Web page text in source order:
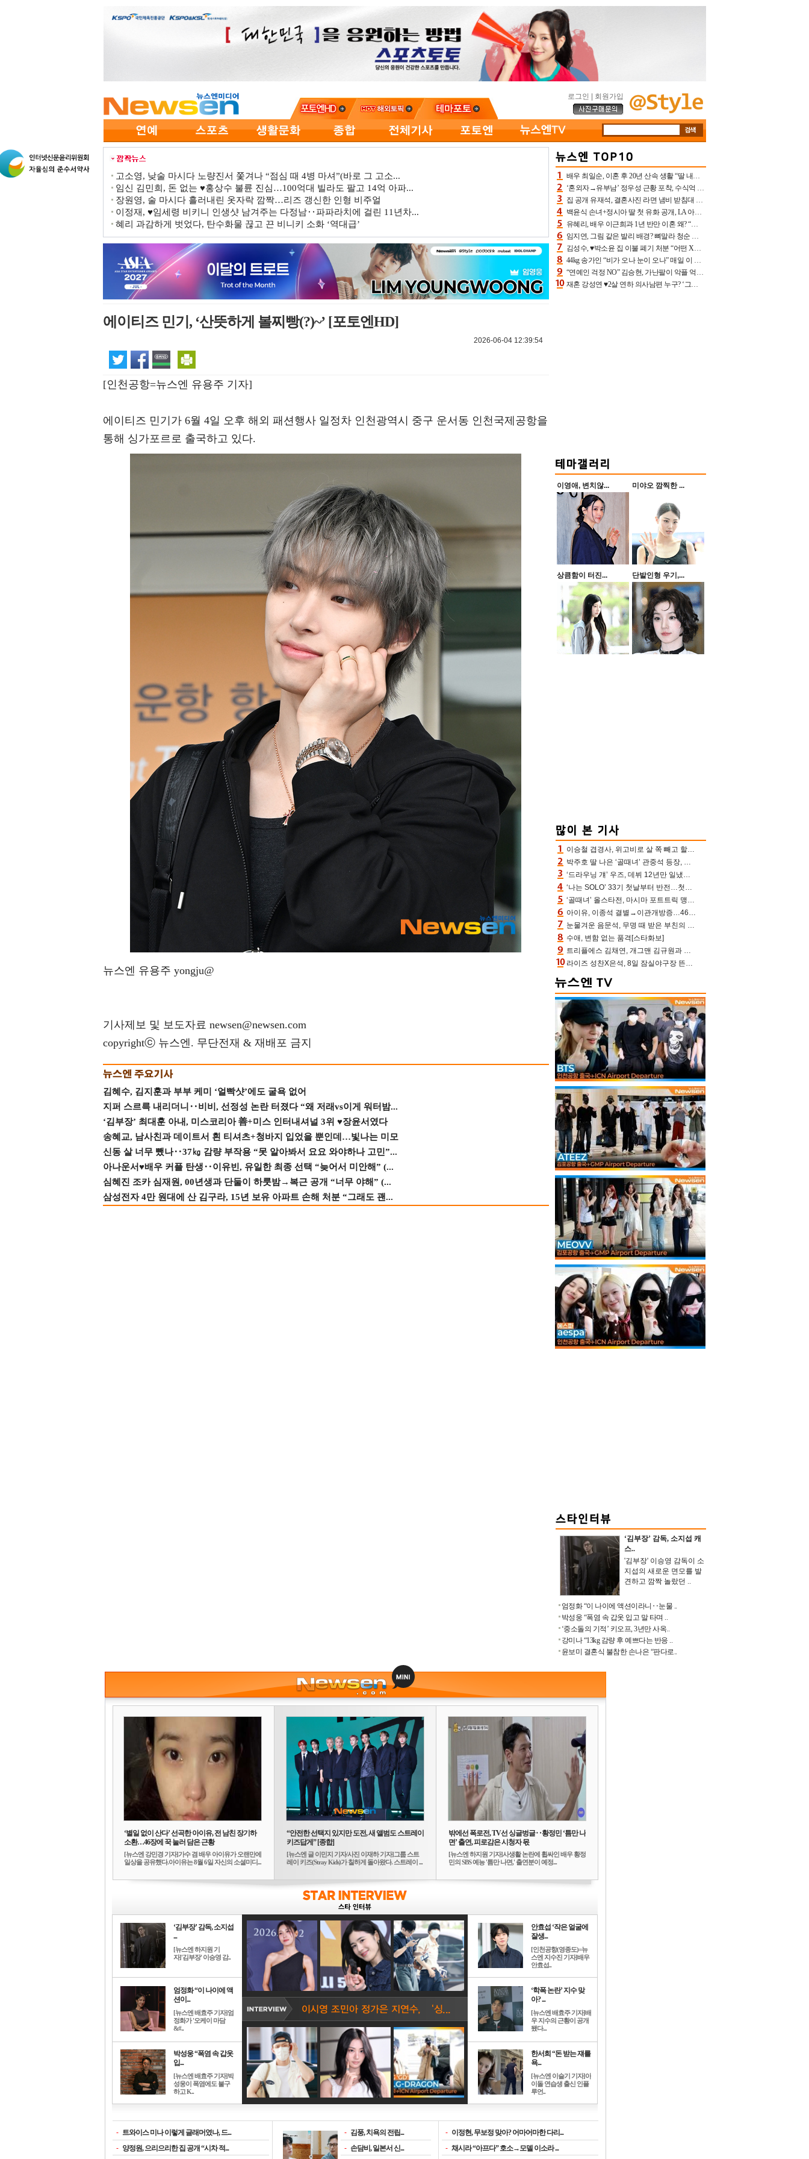
로그인 회원가입
고소영, 낮술 마시다 노량진서 쫓겨나 “점심 때 4병 마셔”(바로 그 고소...
임신 김민희, 돈 없는 ♥홍상수 불륜 진심…100억대 빌라도 팔고 14억 아파...
장원영, 술 마시다 흘러내린 옷자락 깜짝…리즈 갱신한 인형 비주얼
이정재, ♥임세령 비키니 인생샷 남겨주는 다정남‥파파라치에 걸린 11년차...
혜리 과감하게 벗었다, 탄수화물 끊고 끈 비니키 소화 ‘역대급’
에이티즈 민기, ‘산뜻하게 볼찌빵(?)~’ [포토엔HD]
2026-06-04 12:39:54
[인천공항=뉴스엔 유용주 기자]
에이티즈 민기가 6월 4일 오후 해외 패션행사 일정차 인천광역시 중구 운서동 인천국제공항을
통해 싱가포르로 출국하고 있다.
뉴스엔 유용주 yongju@
기사제보 및 보도자료 newsen@newsen.com
copyrightⓒ 뉴스엔. 무단전재 & 재배포 금지
김혜수, 김지훈과 부부 케미 ‘얼빡샷’에도 굴욕 없어
지퍼 스르륵 내리더니‥비비, 선정성 논란 터졌다 “왜 저래vs이게 워터밤...
‘김부장’ 최대훈 아내, 미스코리아 善+미스 인터내셔널 3위 ♥장윤서였다
송혜교, 남사친과 데이트서 흰 티셔츠+청바지 입었을 뿐인데…빛나는 미모
신동 살 너무 뺐나‥37㎏ 감량 부작용 “못 알아봐서 요요 와야하나 고민”...
아나운서♥배우 커플 탄생‥이유빈, 유일한 최종 선택 “늦어서 미안해” (...
심혜진 조카 심재원, 00년생과 단둘이 하룻밤→복근 공개 “너무 야해” (...
삼성전자 4만 원대에 산 김구라, 15년 보유 아파트 손해 처분 “그래도 괜...
배우 최일순, 이혼 후 20년 산속 생활 “딸 내가 버렸다고 원망‥맘 아파”(특종)[어제TV]
‘혼외자→유부남’ 정우성 근황 포착, 수식억 해킹 피해 후배 만났다 “존경하는”
집 공개 유재석, 결혼사진 라면 냄비 받침대 되고 분노‥가족사진도 피해(놀뭐)[어제TV]
백윤식 손녀+정시아 딸 첫 유화 공개, LA 아트쇼→서울국제조각페스타 작가다운 수준급 실력
유혜리, 배우 이근희과 1년 반만 이혼 왜? “식칼 꽂고 의자 던져” 충격 폭로(특종)[어제TV]
임지연, 그림 같은 발리 배경? 뼈말라 청순 비키니 핏에 상대 안 되네
김성수, ♥박소윤 집 이불 폐기 처분 “어떤 X이랑 썼을지 몰라” 질투(신랑수업2)[어제TV]
44kg 송가인 “비가 오나 눈이 오나” 매일 이 운동, 허벅지 근육량 상승+체지방 감소
“연예인 걱정 NO” 김승현, 가난팔이 악플 억울할만‥아내+딸과 日 여행
재혼 강성연 ♥2살 연하 의사남편 누구? ‘그알’ 자문의에 훈남 비주얼 초엘리트 스펙 [종합]
이영애, 변치않... 미야오 깜찍한 ...
상큼함이 터진... 단발인형 우기,...
이승철 겹경사, 위고비로 살 쪽 빼고 할아버지 된다‥마음으로 낳은 딸 임신 자랑(유퀴즈)
박주호 딸 나은 ‘골때녀’ 관중석 등장, 김민재 복제인간 보고 혼란 [결정적장면]
‘드라우닝 걔’ 우즈, 데뷔 12년만 일냈다…체조경기장 입성 확정
‘나는 SOLO’ 33기 첫날부터 반전…첫인상 0표 영호, 호감남 급부상
‘골때녀’ 올스타전, 마시마 포트트릭 맹추격전 5:4 골 잔치 ‘짜릿’ [어제TV]
아이유, 이종석 결별→이관개방증…46장 꽉 채운 유애나 ♥ “열심히 사는 중”
눈물겨운 음문석, 무명 때 받은 부친의 전재산→폐암 父 세상 떠나기 전 여행(유퀴즈)[어제TV]
수애, 변함 없는 품격[스타화보]
트리플에스 김채연, 개그맨 김규원과 함께 프리뷰쇼 진행 [포토엔HD]
라이즈 성찬X은석, 8일 잠실야구장 뜬다…시구 시타+특별공연까지
‘김부장’ 감독, 소지섭 캐
스..
'김부장' 이승영 감독이 소
지섭의 새로운 면모를 발
견하고 깜짝 놀랐던 ..
엄정화 “이 나이에 액션이라니‥눈물 ..
박성웅 “폭염 속 갑옷 입고 말 타며 ..
‘중소돌의 기적’ 키오프, 3년만 사옥..
강미나 “13kg 감량 후 예쁘다는 반응 ..
윤보미 결혼식 불참한 손나은 “판다로..
‘별일 없이 산다’ 선곡한 아이유, 전 남친 장기하
소환…46장에 꾹 눌러 담은 근황
[뉴스엔 강민경 기자]가수 겸 배우 아이유가 오랜만에
일상을 공유했다.아이유는 8월 6일 자신의 소셜미디...
“안전한 선택지 있지만 도전, 새 앨범도 스트레이
키즈답게” [종합]
[뉴스엔 글 이민지 기자/사진 이재하 기자]그룹 스트
레이 키즈(Stray Kids)가 칠하게 돌아왔다. 스트레이 ...
밖에선 폭로전, TV선 싱글벙글‥황정민 ‘틈만 나
면’ 출연, 피로감은 시청자 몫
[뉴스엔 하지원 기자]사생활 논란에 휩싸인 배우 황정
민의 SBS 예능 '틈만 나면,' 출연분이 예정...
‘김부장’ 감독, 소지섭
...
[뉴스엔 하지원 기
자]'김부장' 이승영 감..
엄정화 “이 나이에 액
션이...
[뉴스엔 배효주 기자]엄
정화가 '오케이 마담
&#..
박성웅 “폭염 속 갑옷
입...
[뉴스엔 배효주 기자]박
성웅이 폭염에도 불구
하고 K..
안효섭 ‘작은 얼굴에
잘생...
[인천공항(영종도)=뉴
스엔 지수진 기자]배우
안효섭..
‘학폭 논란’ 지수 맞
아? ...
[뉴스엔 배효주 기자]배
우 지수의 근황이 공개
됐다...
한서희 “돈 받는 쟤를
욕...
[뉴스엔 이슬기 기자]아
이돌 연습생 출신 인플
루언..
- 트와이스 미나 이렇게 글래머였나, 드...
- 양정원, 으리으리한 집 공개 “시차 적...
- 김풍, 치욕의 전립...
- 손담비, 일본서 신...
- 이정현, 무보정 맞아? 어마어마한 다리...
- 채시라 “아프다” 호소→모델 이소라 ...